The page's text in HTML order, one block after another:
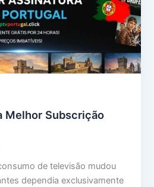
Melhor Subscrição
de televisão mudou
dependia exclusivamente